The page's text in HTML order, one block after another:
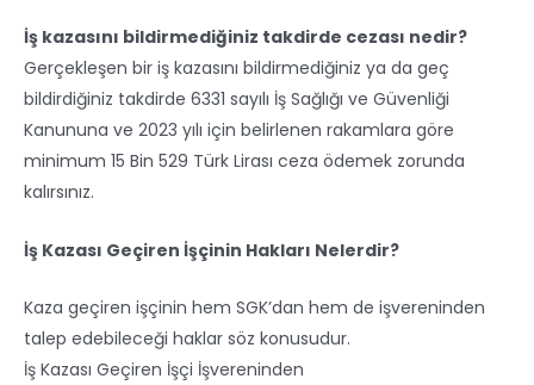
İş kazasını bildirmediğiniz takdirde cezası nedir?
Gerçekleşen bir iş kazasını bildirmediğiniz ya da geç
bildirdiğiniz takdirde 6331 sayılı İş Sağlığı ve Güvenliği
Kanununa ve 2023 yılı için belirlenen rakamlara göre
minimum 15 Bin 529 Türk Lirası ceza ödemek zorunda
kalırsınız.
İş Kazası Geçiren İşçinin Hakları Nelerdir?
Kaza geçiren işçinin hem SGK’dan hem de işvereninden
talep edebileceği haklar söz konusudur.
İş Kazası Geçiren İşçi İşvereninden